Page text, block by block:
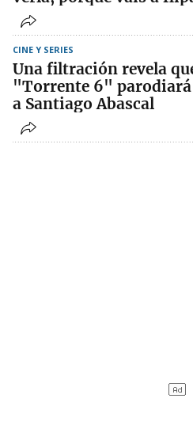
CINE Y SERIES
Una filtración revela
"Torrente 6" parodiará
a Santiago Abascal